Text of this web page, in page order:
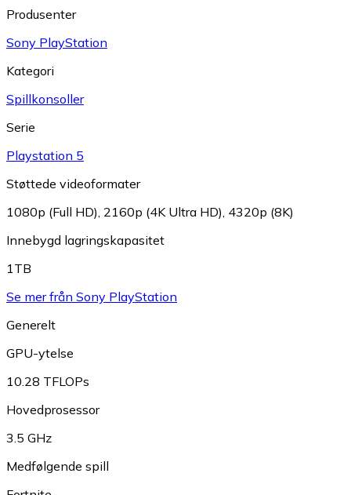
Produsenter
Sony PlayStation
Kategori
Spillkonsoller
Serie
Playstation 5
Støttede videoformater
1080p (Full HD) 2160p (4K Ultra HD) 4320p (8K)
Innebygd lagringskapasitet
1TB
Se mer från Sony PlayStation
Generelt
GPU-ytelse
10.28 TFLOPs
Hovedprosessor
3.5 GHz
Medfølgende spill